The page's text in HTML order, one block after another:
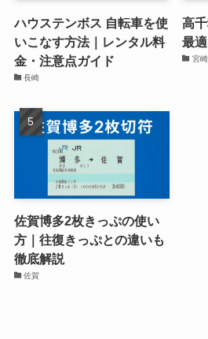
ハウステンボス 自転車を使
いこなす方法｜レンタル料
金・注意点ガイド
長崎
高
最
宮崎
佐賀博多2枚きっぷの使い
方｜往復きっぷとの違いも
徹底解説
佐賀